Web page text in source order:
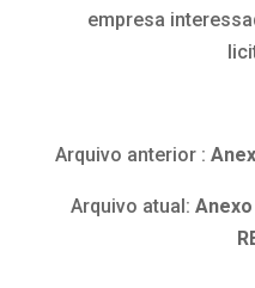
empresa
Arquivo anterior :
Arquivo atual: